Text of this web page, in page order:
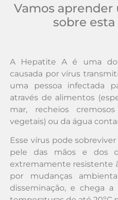
Vamos
sobre esta
A Hepatite A é uma
causada por vírus
uma pessoa infectada
através de alimentos
mar, recheios
vegetais) ou da água
Esse vírus pode
pele das mãos e dos
extremamente resistente
por mudanças
disseminação, e chega